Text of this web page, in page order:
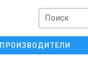
Поиск
ПРОИЗВОДИТЕЛИ